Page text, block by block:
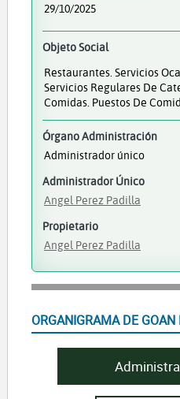
29/10/2025
Objeto Social
Restaurantes. Servicios
Servicios Regulares De
Comidas. Puestos De
Órgano Administración
Administrador único
Administrador Único
Angel Perez Padilla
Propietario
Angel Perez Padilla
ORGANIGRAMA DE